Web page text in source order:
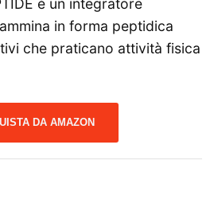
è un integratore
in forma peptidica
che praticano attività fisica
DA AMAZON